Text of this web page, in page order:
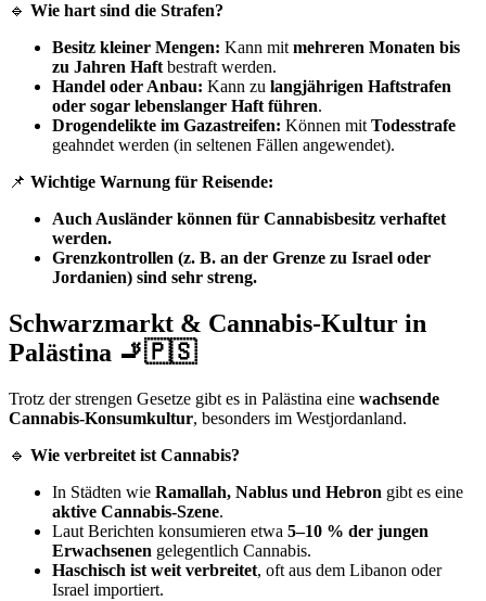
🔹 Wie hart sind die Strafen?
Besitz kleiner Mengen: Kann mitmehreren Monaten bis
zu Jahren Haftbestraft werden.
Handel oder Anbau: Kann zu langjährigen Haftstrafen
oder sogar lebenslanger Haft führen.
Drogendelikte im Gazastreifen: Können mitTodesstrafe
geahndet werden (in seltenen Fällen angewendet).
📌 Wichtige Warnung für Reisende:
Auch Ausländer können für Cannabisbesitz verhaftet
werden.
Grenzkontrollen (z. B. an der Grenze zu Israel oder
Jordanien) sind sehr streng.
Schwarzmarkt & Cannabis-Kultur in
Palästina 🚬🇵🇸
Trotz der strengen Gesetze gibt es in Palästina eine wachsende
Cannabis-Konsumkultur, besonders im Westjordanland.
🔹 Wie verbreitet ist Cannabis?
In Städten wie Ramallah, Nablus und Hebron gibt es eine
aktive Cannabis-Szene.
Laut Berichten konsumieren etwa 5–10 % der jungen
Erwachsenen gelegentlich Cannabis.
Haschisch ist weit verbreitet, oft aus dem Libanon oder
Israel importiert.